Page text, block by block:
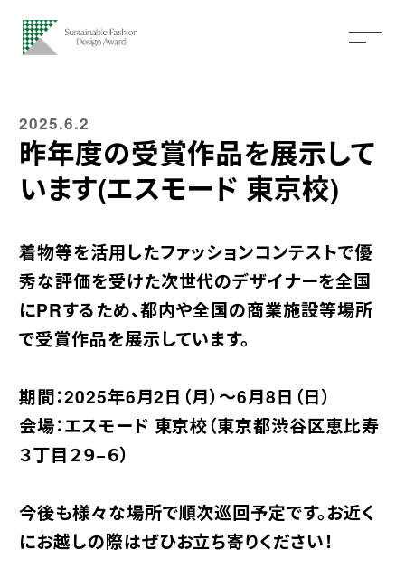
2025.6.2
昨年度の受賞作品を展示して
います(エスモード 東京校)
着物等を活用したファッションコンテストで優
秀な評価を受けた次世代のデザイナーを全国
にPRするため、都内や全国の商業施設等場所
で受賞作品を展示しています。
期間：2025年6月2日（月）〜6月8日（日）
会場：エスモード 東京校（東京都渋谷区恵比寿
３丁目２９−６）
今後も様々な場所で順次巡回予定です。お近く
にお越しの際はぜひお立ち寄りください！